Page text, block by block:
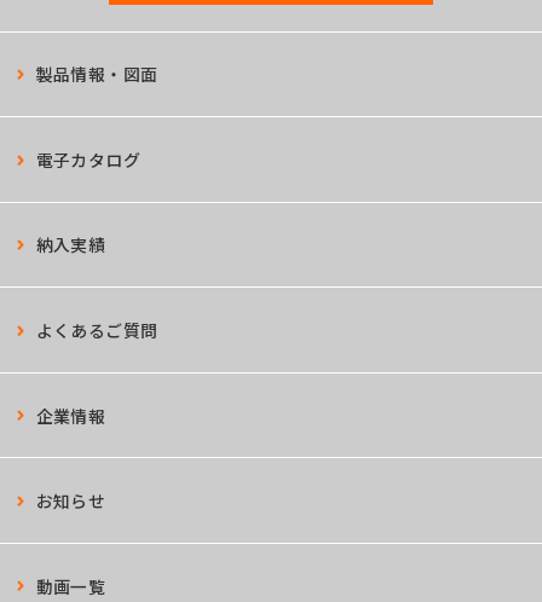
製品情報・図面
電子カタログ
納入実績
よくあるご質問
企業情報
お知らせ
動画一覧